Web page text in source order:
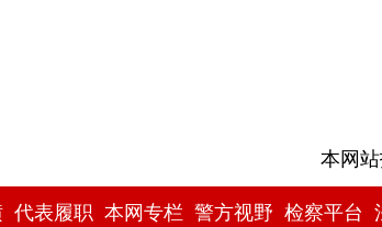
本网
代表履职 本网专栏 警方视野 检察平台